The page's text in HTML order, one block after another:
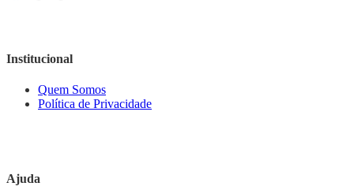
Institucional
Quem Somos
Política de Privacidade
Ajuda